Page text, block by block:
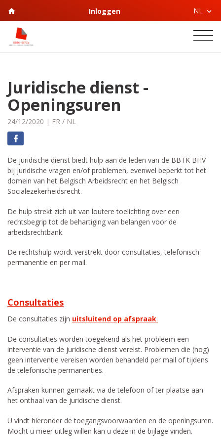
Inloggen NL
Juridische dienst -
Openingsuren
24/12/2020 | FR / NL
De juridische dienst biedt hulp aan de leden van de BBTK BHV
bij juridische vragen en/of problemen, evenwel beperkt tot het
domein van het Belgisch Arbeidsrecht en het Belgisch
Socialezekerheidsrecht.
De hulp strekt zich uit van loutere toelichting over een
rechtsbegrip tot de behartiging van belangen voor de
arbeidsrechtbank.
De rechtshulp wordt verstrekt door consultaties, telefonisch
permanentie en per mail.
Consultaties
De consultaties zijn uitsluitend op afspraak.
De consultaties worden toegekend als het probleem een
interventie van de juridische dienst vereist. Problemen die (nog)
geen interventie vereisen worden behandeld per mail of tijdens
de telefonische permanenties.
Afspraken kunnen gemaakt via de telefoon of ter plaatse aan
het onthaal van de juridische dienst.
U vindt hieronder de toegangsvoorwaarden en de openingsuren.
Mocht u meer uitleg willen kan u deze in de bijlage vinden.